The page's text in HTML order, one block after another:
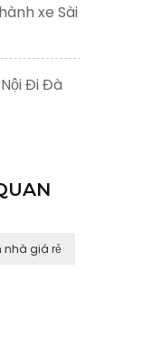
xe Sài
Đi Đà
nhà giá rẻ